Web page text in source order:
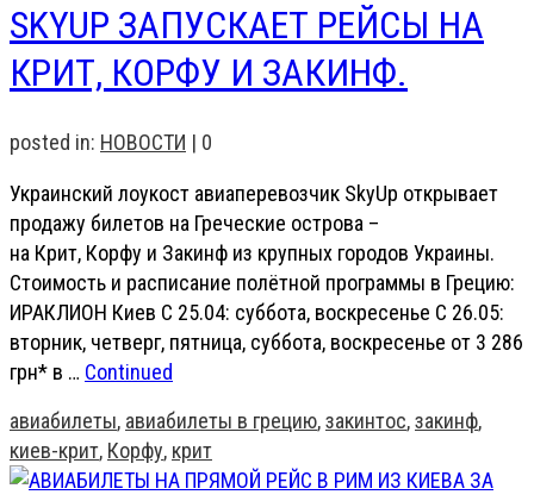
SKYUP ЗАПУСКАЕТ РЕЙСЫ НА
КРИТ, КОРФУ И ЗАКИНФ.
posted in: НОВОСТИ | 0
Украинский лоукост авиаперевозчик SkyUp открывает
продажу билетов на Греческие острова –
на Крит, Корфу и Закинф из крупных городов Украины.
Стоимость и расписание полётной программы в Грецию:
ИРАКЛИОН Киев С 25.04: суббота, воскресенье С 26.05:
вторник, четверг, пятница, суббота, воскресенье от 3 286
грн* в … Continued
авиабилеты, авиабилеты в грецию,закинтос,закинф,
киев-крит, Корфу, крит